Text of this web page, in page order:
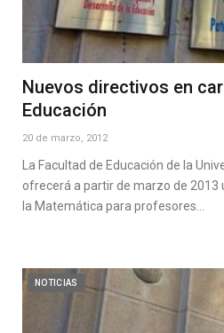
Nuevos directivos en
Educación
20 de marzo, 2012
La Facultad de Educación de la
ofrecerá a partir de marzo de 2013
la Matemática para profesores…
NOTICIAS